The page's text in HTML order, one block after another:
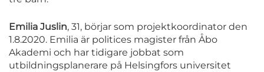
Emilia Juslin, 31, börjar som projektkoordinator den
1.8.2020. Emilia är politices magister från Åbo
Akademi och har tidigare jobbat som
utbildningsplanerare på Helsingfors universitet